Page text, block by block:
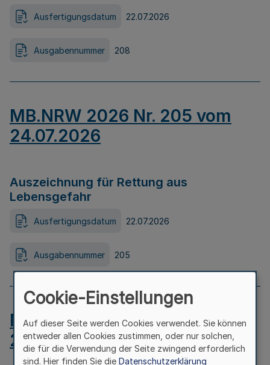
Ausfertigungsdatum 22.07.2026
Ausgabennummer 208
MB.NRW 2026 Nr. 205 vom
24.07.2026
Auszeichnung für Rettung aus
Lebensgefahr
Ausfertigungsdatum 22.07.2026
Ausgabennummer 205
MB.NRW 2026 Nr. 204 vom
24.07.2026
Cookie-Einstellungen
Auf dieser Seite werden Cookies verwendet. Sie können
entweder allen Cookies zustimmen, oder nur solchen,
die für die Verwendung der Seite zwingend erforderlich
sind. Hier finden Sie die Datenschutzerklärung